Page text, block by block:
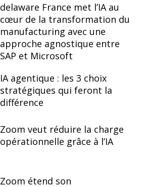
delaware France met l’IA au
cœur de la transformation du
manufacturing avec une
approche agnostique entre
SAP et Microsoft
IA agentique : les 3 choix
stratégiques qui feront la
différence
Zoom veut réduire la charge
opérationnelle grâce à l’IA
Zoom étend son